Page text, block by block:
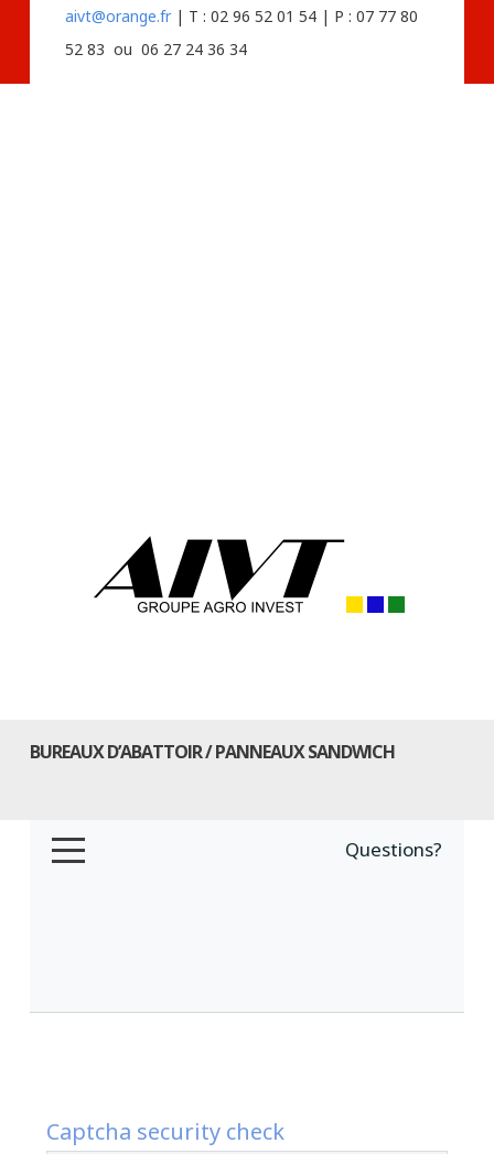
aivt@orange.fr| T : 02 96 52 01 54 | P : 07 77 80
52 83 ou 06 27 24 36 34
BUREAUX D’ABATTOIR / PANNEAUX SANDWICH
Questions?
Captcha security check